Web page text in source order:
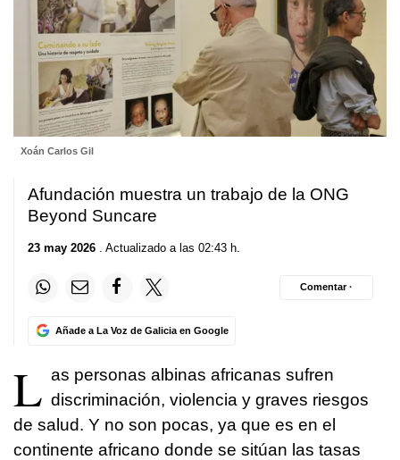
Xoán Carlos Gil
Afundación muestra un trabajo de la ONG
Beyond Suncare
23 may 2026 . Actualizado a las 02:43 h.
Añade a La Voz de Galicia en Google
Comentar ·
L as personas albinas africanas sufren
discriminación, violencia y graves riesgos
de salud. Y no son pocas, ya que es en el
continente africano donde se sitúan las tasas